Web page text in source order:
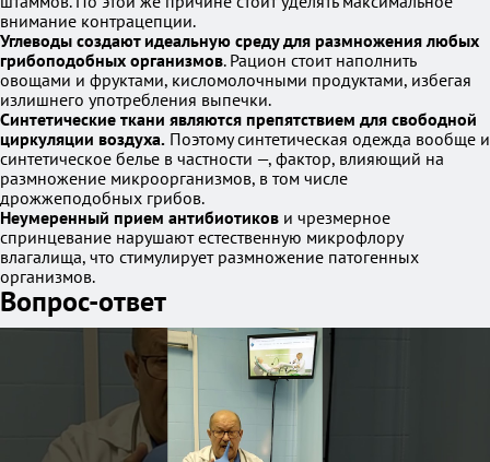
внимание контрацепции.
Углеводы создают идеальную среду для размножения любых
грибоподобных организмов. Рацион стоит наполнить
овощами и фруктами, кисломолочными продуктами, избегая
излишнего употребления выпечки.
Синтетические ткани являются препятствием для свободной
циркуляции воздуха. Поэтому синтетическая одежда вообще и
синтетическое белье в частности —, фактор, влияющий на
размножение микроорганизмов, в том числе
дрожжеподобных грибов.
Неумеренный прием антибиотиков и чрезмерное
спринцевание нарушают естественную микрофлору
влагалища, что стимулирует размножение патогенных
организмов.
Вопрос-ответ